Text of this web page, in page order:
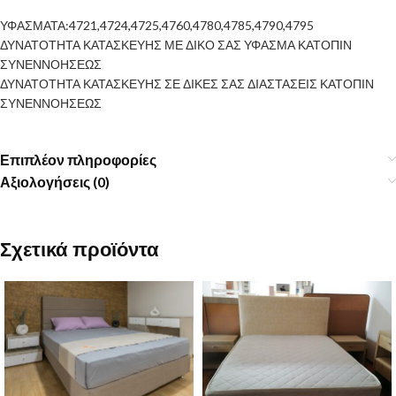
ΥΦΑΣΜΑΤΑ:4721,4724,4725,4760,4780,4785,4790,4795
ΔΥΝΑΤΟΤΗΤΑ ΚΑΤΑΣΚΕΥΗΣ ΜΕ ΔΙΚΟ ΣΑΣ ΥΦΑΣΜΑ ΚΑΤΟΠΙΝ
ΣΥΝΕΝΝΟΗΣΕΩΣ
ΔΥΝΑΤΟΤΗΤΑ ΚΑΤΑΣΚΕΥΗΣ ΣΕ ΔΙΚΕΣ ΣΑΣ ΔΙΑΣΤΑΣΕΙΣ ΚΑΤΟΠΙΝ
ΣΥΝΕΝΝΟΗΣΕΩΣ
Επιπλέον πληροφορίες
Αξιολογήσεις (0)
Σχετικά προϊόντα